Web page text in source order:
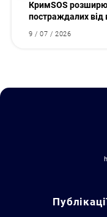
КримSOS
постраждалих від
9 / 07 / 2026